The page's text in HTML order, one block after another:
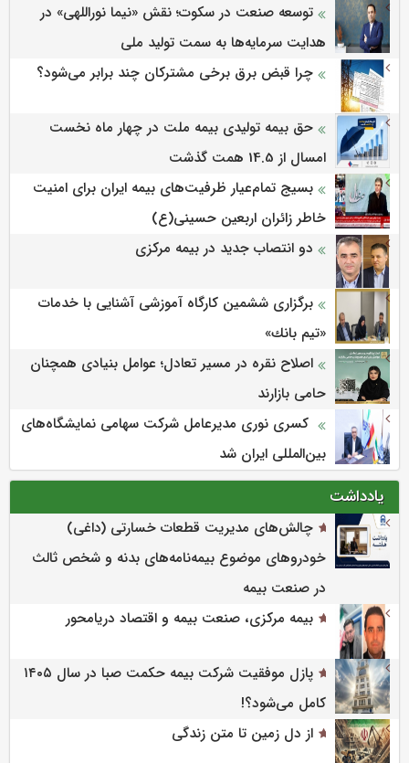
توسعه صنعت در سکوت؛ نقش «نیما نوراللهی» در
هدایت سرمایه‌ها به سمت تولید ملی
چرا قبض برق برخی مشترکان چند برابر می‌شود؟
حق بیمه تولیدی بیمه ملت در چهار ماه نخست
امسال از 14.5 همت گذشت
بسیج تمام‌عیار ظرفیت‌های بیمه ایران برای امنیت
خاطر زائران اربعین حسینی(ع)
دو انتصاب جدید در بیمه مرکزی
برگزاری ششمین كارگاه آموزشی آشنایی با خدمات
«تیم بانك»
اصلاح نقره در مسیر تعادل؛ عوامل بنیادی همچنان
حامی بازارند
کسری نوری مدیرعامل شرکت سهامی نمایشگاه‌های
بین‌المللی ایران شد
یادداشت
چالش‌های مدیریت قطعات خسارتی (داغی)
خودروهای موضوع بیمه‌نامه‌های بدنه و شخص ثالث
در صنعت بیمه
بیمه مرکزی، صنعت بیمه و اقتصاد دریامحور
پازل موفقیت شرکت بیمه حکمت صبا در سال ۱۴۰۵
کامل می‌شود؟!
از دل زمین تا متن زندگی